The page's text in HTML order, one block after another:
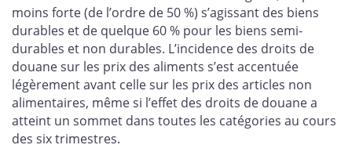
moins forte (de l’ordre de 50 %) s’agissant des biens
durables et de quelque 60 % pour les biens semi-
durables et non durables. L’incidence des droits de
douane sur les prix des aliments s’est accentuée
légèrement avant celle sur les prix des articles non
alimentaires, même si l’effet des droits de douane a
atteint un sommet dans toutes les catégories au cours
des six trimestres.